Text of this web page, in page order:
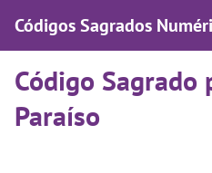
Códigos Sagrados
Código Sagrado
Paraíso